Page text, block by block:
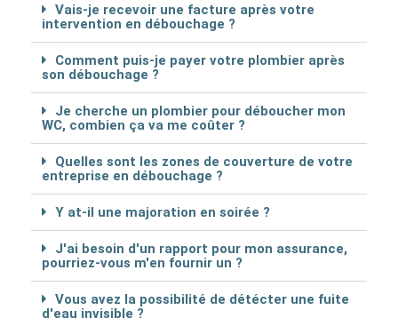
Vais-je recevoir une facture après votre
intervention en débouchage ?
Comment puis-je payer votre plombier après
son débouchage ?
Je cherche un plombier pour déboucher mon
WC, combien ça va me coûter ?
Quelles sont les zones de couverture de votre
entreprise en débouchage ?
Y at-il une majoration en soirée ?
J'ai besoin d'un rapport pour mon assurance,
pourriez-vous m'en fournir un ?
Vous avez la possibilité de détécter une fuite
d'eau invisible ?